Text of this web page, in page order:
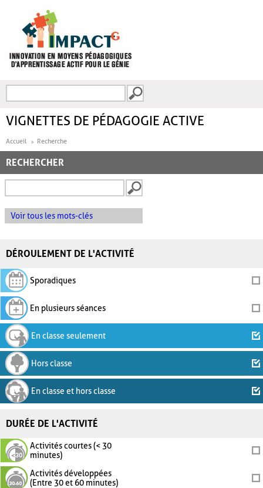
FORMULAIRE DE
VIGNETTES DE PÉDAGOGIE ACTIVE
Accueil Recherche
RECHERCHER
Voir tous les mots-clés
DÉROULEMENT DE L'ACTIVITÉ
Sporadiques
En plusieurs séances
En classe seulement
Hors classe
En classe et hors classe
DURÉE DE L'ACTIVITÉ
Activités courtes (< 30
minutes)
Activités développées
(Entre 30 et 60 minutes)